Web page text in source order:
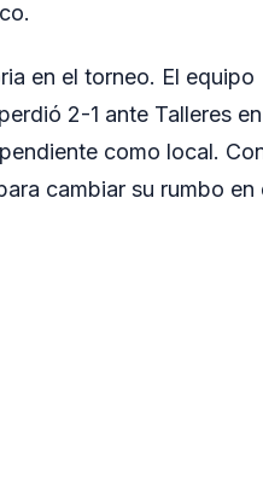
en el torneo. El equipo
2-1 ante Talleres
como local.
cambiar su rumbo en